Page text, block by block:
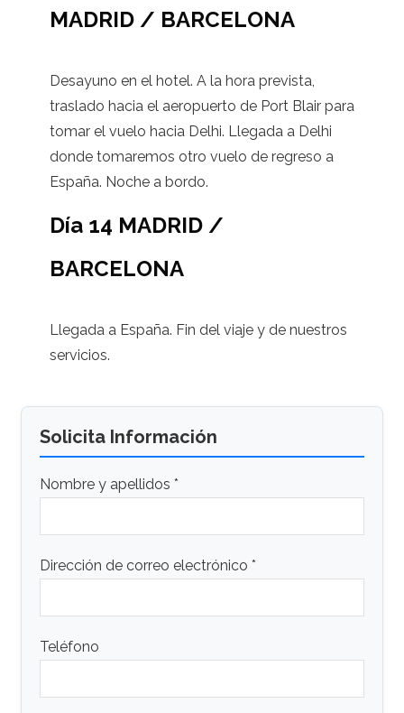
MADRID / BARCELONA
Desayuno en el hotel. A la hora prevista,
traslado hacia el aeropuerto de Port Blair para
tomar el vuelo hacia Delhi. Llegada a Delhi
donde tomaremos otro vuelo de regreso a
España. Noche a bordo.
Día 14 MADRID /
BARCELONA
Llegada a España. Fin del viaje y de nuestros
servicios.
Solicita Información
Nombre y apellidos *
Dirección de correo electrónico *
Teléfono